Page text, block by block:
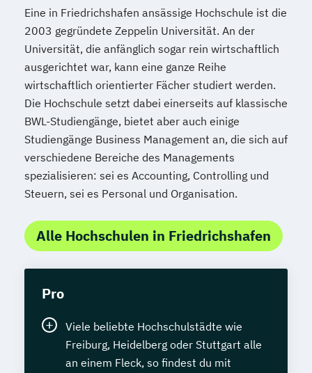
Eine in Friedrichshafen ansässige Hochschule ist die
2003 gegründete Zeppelin Universität. An der
Universität, die anfänglich sogar rein wirtschaftlich
ausgerichtet war, kann eine ganze Reihe
wirtschaftlich orientierter Fächer studiert werden.
Die Hochschule setzt dabei einerseits auf klassische
BWL-Studiengänge, bietet aber auch einige
Studiengänge Business Management an, die sich auf
verschiedene Bereiche des Managements
spezialisieren: sei es Accounting, Controlling und
Steuern, sei es Personal und Organisation.
Alle Hochschulen in Friedrichshafen
Pro
Viele beliebte Hochschulstädte wie
Freiburg, Heidelberg oder Stuttgart alle
an einem Fleck, so findest du mit